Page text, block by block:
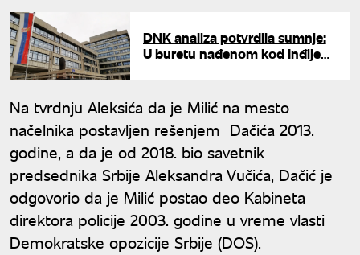
DNK analiza potvrdila sumnje:
U buretu nađenom kod Inđije
Na tvrdnju Aleksića da je Milić na mesto
načelnika postavljen rešenjem Dačića 2013.
godine, a da je od 2018. bio savetnik
predsednika Srbije Aleksandra Vučića, Dačić je
odgovorio da je Milić postao deo Kabineta
direktora policije 2003. godine u vreme vlasti
Demokratske opozicije Srbije (DOS).